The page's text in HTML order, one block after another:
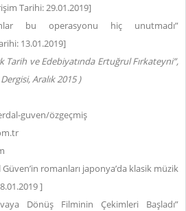
Tarihi: 29.01.2019]
bu operasyonu hiç unutmadı”
13.01.2019]
Tarih ve Edebiyatında Ertuğrul Fırkateyni”,
Aralık 2015 )
guven/özgeçmiş
romanları japonya’da klasik müzik
]
Dönüş Filminin Çekimleri Başladı”